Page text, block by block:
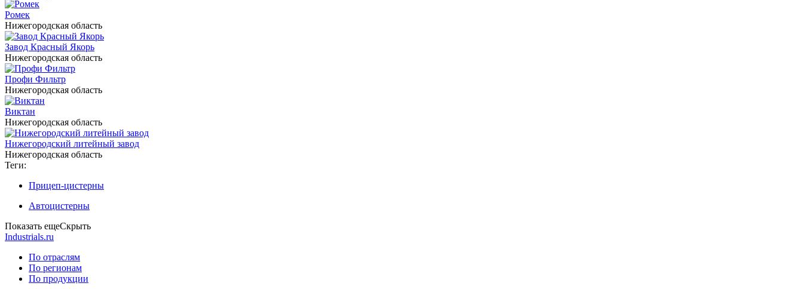
Ромек
Нижегородская область
Завод Красный Якорь
Нижегородская область
Профи Фильтр
Нижегородская область
Виктан
Нижегородская область
Нижегородский литейный завод
Нижегородская область
Теги:
Прицеп-цистерны
Автоцистерны
Показать ещеСкрыть
Industrials.ru
По отраслям
По регионам
По продукции